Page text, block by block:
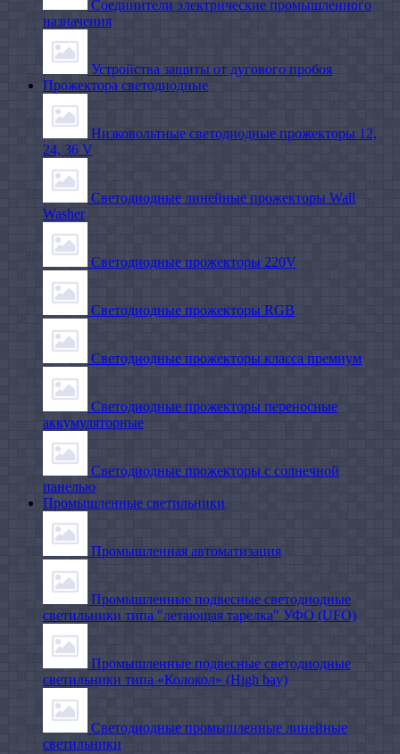
Соединители электрические промышленного
назначения
Устройства защиты от дугового пробоя
Прожектора светодиодные
Низковольтные светодиодные прожекторы 12,
24, 36 V
Светодиодные линейные прожекторы Wall
Washer
Светодиодные прожекторы 220V
Светодиодные прожекторы RGB
Светодиодные прожекторы класса премиум
Светодиодные прожекторы переносные
аккумуляторные
Светодиодные прожекторы с солнечной
панелью
Промышленные светильники
Промышленная автоматизация
Промышленные подвесные cветодиодные
светильники типа "летающая тарелка" УФО (UFO)
Промышленные подвесные cветодиодные
светильники типа «Колокол» (High bay)
Светодиодные промышленные линейные
светильники